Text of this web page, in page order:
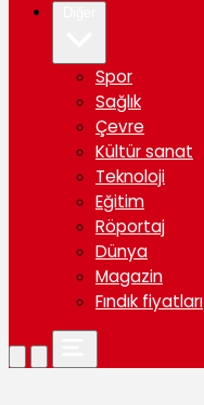
Spor
Sağlık
Çevre
Kültür sanat
Teknoloji
Eğitim
Röportaj
Dünya
Magazin
Fındık fiyatları